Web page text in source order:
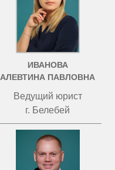
ИВАНОВА
АЛЕВТИНА ПАВЛОВНА
Ведущий юрист
г. Белебей